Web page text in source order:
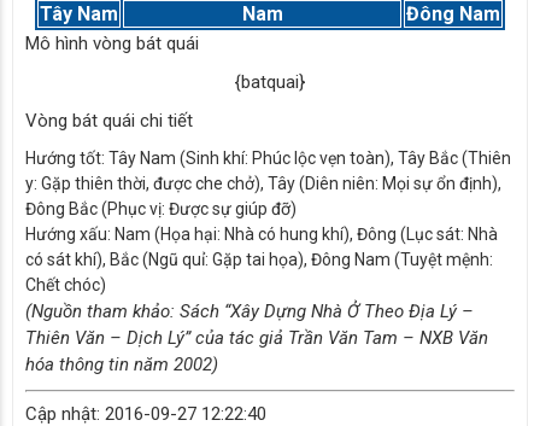
Tây Nam
Nam Đông Nam
Mô hình vòng bát quái
{batquai}
Vòng bát quái chi tiết
Hướng tốt: Tây Nam (Sinh khí: Phúc lộc vẹn toàn), Tây Bắc (Thiên
y: Gặp thiên thời, được che chở), Tây (Diên niên: Mọi sự ổn định),
Đông Bắc (Phục vị: Được sự giúp đỡ)
Hướng xấu: Nam (Họa hại: Nhà có hung khí), Đông (Lục sát: Nhà
có sát khí), Bắc (Ngũ quỉ: Gặp tai họa), Đông Nam (Tuyệt mệnh:
Chết chóc)
(Nguồn tham khảo: Sách “Xây Dựng Nhà Ở Theo Địa Lý –
Thiên Văn – Dịch Lý” của tác giả Trần Văn Tam – NXB Văn
hóa thông tin năm 2002)
Cập nhật: 2016-09-27 12:22:40